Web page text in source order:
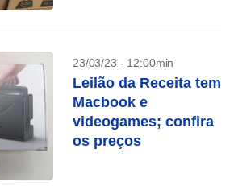
23/03/23 - 12:00min
Leilão da Receita tem
Macbook e
videogames; confira
os preços